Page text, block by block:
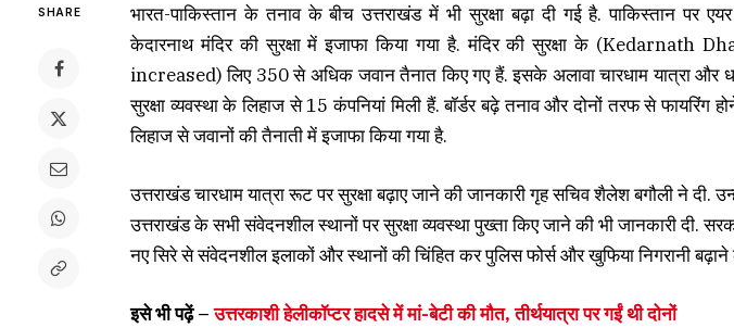
SHARE
भारत-पाकिस्तान के तनाव के बीच उत्तराखंड में भी सुरक्षा बढ़ा दी गई है. पाकिस्तान पर
केदारनाथ मंदिर की सुरक्षा में इजाफा किया गया है. मंदिर की सुरक्षा के (Kedarnath
increased) लिए 350 से अधिक जवान तैनात किए गए हैं. इसके अलावा चारधाम यात्रा और
सुरक्षा व्यवस्था के लिहाज से 15 कंपनियां मिली हैं. बॉर्डर बढ़े तनाव और दोनों तरफ से फायरिंग
लिहाज से जवानों की तैनाती में इजाफा किया गया है.
उत्तराखंड चारधाम यात्रा रूट पर सुरक्षा बढ़ाए जाने की जानकारी गृह सचिव शैलेश बगौली ने दी.
उत्तराखंड के सभी संवेदनशील स्थानों पर सुरक्षा व्यवस्था पुख्ता किए जाने की भी जानकारी दी.
नए सिरे से संवेदनशील इलाकों और स्थानों की चिंहित कर पुलिस फोर्स और खुफिया निगरानी बढ़ाने
इसे भी पढ़ें –उत्तरकाशी हेलीकॉप्टर हादसे में मां-बेटी की मौत, तीर्थयात्रा पर गईं थी दोनों